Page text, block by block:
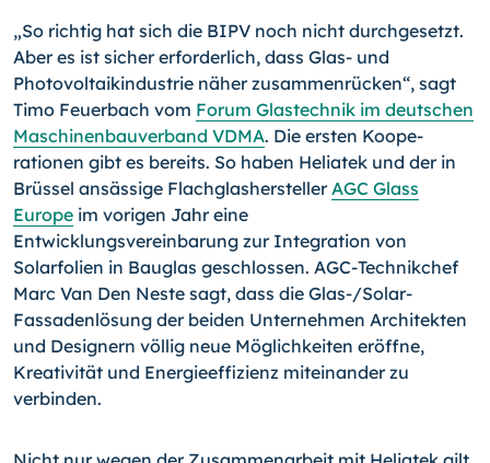
„So richtig hat sich die BIPV noch nicht durchgesetzt.
Aber es ist sicher erforderlich, dass Glas- und
Photovoltaikindustrie näher zusammenrücken“, sagt
Timo Feuerbach vom Forum Glastechnik im deutschen
Maschinenbauverband VDMA. Die ersten Koope­
rationen gibt es bereits. So haben Heliatek und der in
Brüssel ansässige Flachglasher­steller AGC Glass
Europe im vorigen Jahr eine
Entwicklungsvereinbarung zur Integra­tion von
Solarfolien in Bauglas geschlossen. AGC-Technikchef
Marc Van Den Neste sagt, dass die Glas-/Solar-
Fassadenlösung der beiden Unternehmen Architekten
und Designern völlig neue Möglichkeiten eröffne,
Kreativität und Energieeffizienz mitei­nander zu
verbinden.